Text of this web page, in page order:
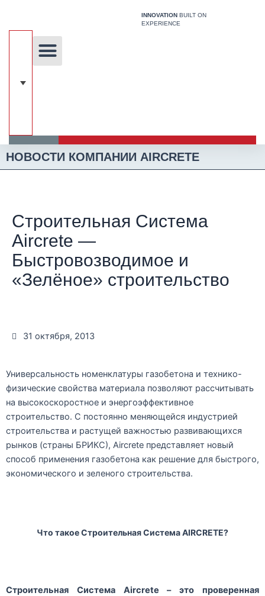
содержимому
INNOVATION BUILT ON
EXPERIENCE
НОВОСТИ КОМПАНИИ AIRCRETE
Строительная Система
Aircrete —
Быстровозводимое и
«Зелёное» строительство
31 октября, 2013
Универсальность номенклатуры газобетона и технико-
физические свойства материала позволяют рассчитывать
на высокоскоростное и энергоэффективное
строительство. С постоянно меняющейся индустрией
строительства и растущей важностью развивающихся
рынков (страны БРИКС), Aircrete представляет новый
способ применения газобетона как решение для быстрого,
экономического и зеленого строительства.
Что такое Строительная Система AIRCRETE?
Строительная Система Aircrete – это проверенная